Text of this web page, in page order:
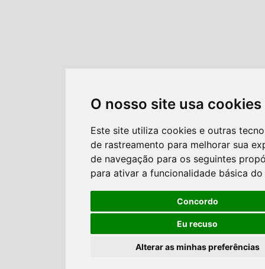
O nosso site usa cookies
Este site utiliza cookies e outras
de rastreamento para melhorar sua
de navegação para os seguintes
para ativar a funcionalidade básica
Concordo
Eu recuso
Alterar as minhas preferências